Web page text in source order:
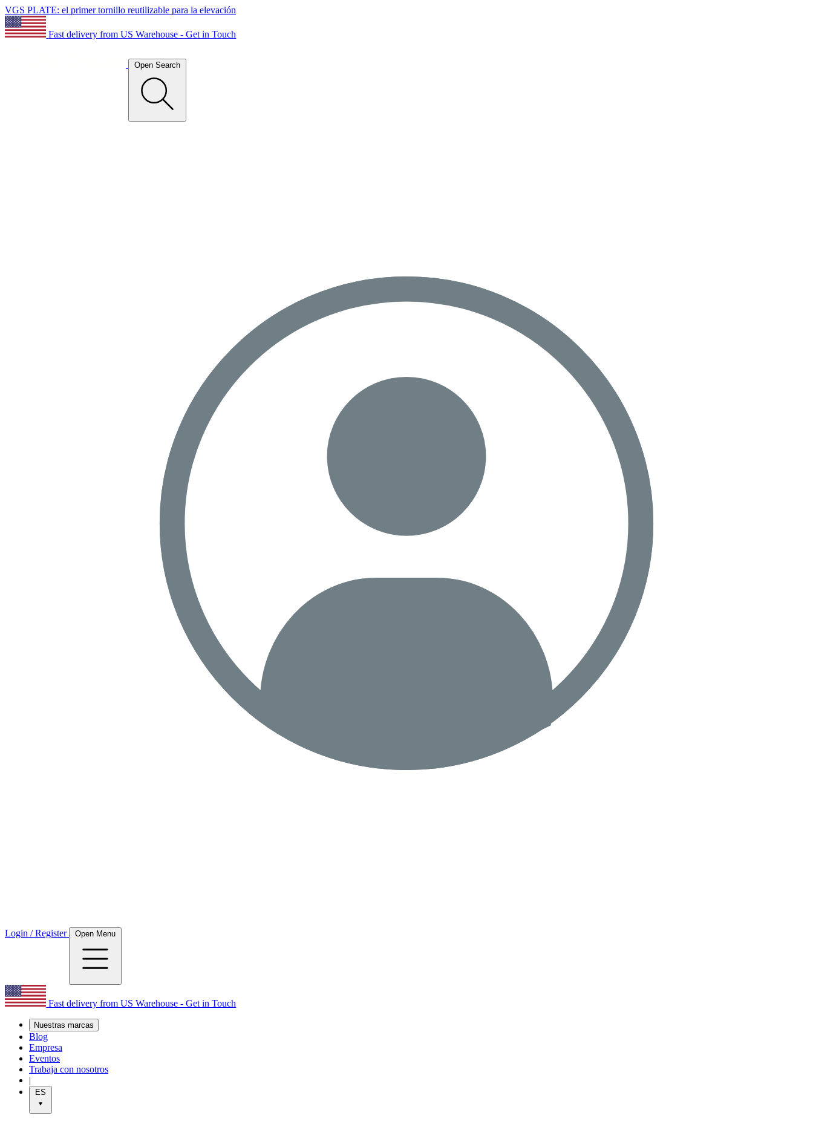
VGS PLATE: el primer tornillo reutilizable para la elevación
Fast delivery from US Warehouse - Get in Touch
Open Search
Login / Register Open Menu
Fast delivery from US Warehouse - Get in Touch
Nuestras marcas
Blog
Empresa
Eventos
Trabaja con nosotros
|
ES